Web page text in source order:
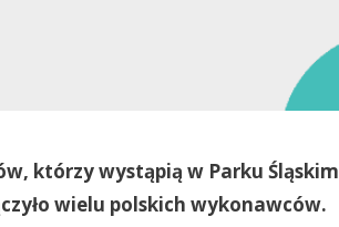
którzy wystąpią w Parku Śląskim
wielu polskich wykonawców.